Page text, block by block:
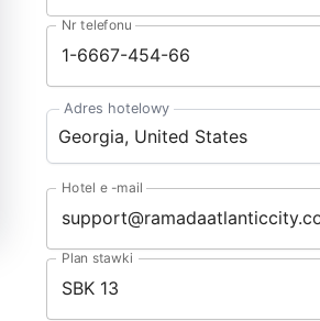
Nr telefonu
Adres hotelowy
Hotel e -mail
Plan stawki